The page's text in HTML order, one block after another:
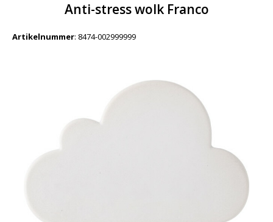
Anti-stress wolk Franco
Artikelnummer: 8474-002999999